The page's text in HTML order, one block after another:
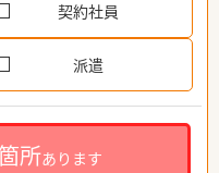
契約社員
派遣
所あります